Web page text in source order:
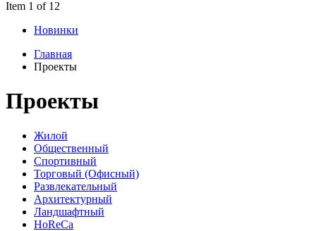
Item 1 of 12
Новинки
Главная
Проекты
Проекты
Жилой
Общественный
Спортивный
Торговый (Офисный)
Развлекательный
Архитектурный
Ландшафтный
HoReCa